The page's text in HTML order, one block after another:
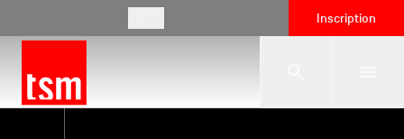
Inscription